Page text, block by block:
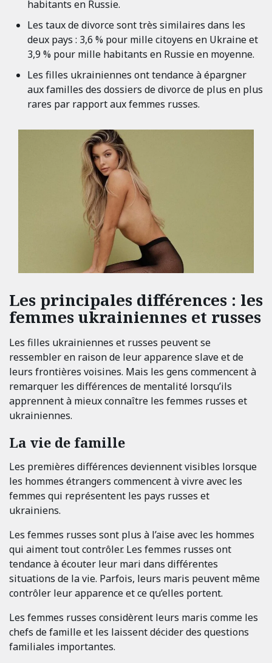
habitants en Russie.
Les taux de divorce sont très similaires dans les
deux pays : 3,6 % pour mille citoyens en Ukraine et
3,9 % pour mille habitants en Russie en moyenne.
Les filles ukrainiennes ont tendance à épargner
aux familles des dossiers de divorce de plus en plus
rares par rapport aux femmes russes.
Les principales différences : les
femmes ukrainiennes et russes
Les filles ukrainiennes et russes peuvent se
ressembler en raison de leur apparence slave et de
leurs frontières voisines. Mais les gens commencent à
remarquer les différences de mentalité lorsqu’ils
apprennent à mieux connaître les femmes russes et
ukrainiennes.
La vie de famille
Les premières différences deviennent visibles lorsque
les hommes étrangers commencent à vivre avec les
femmes qui représentent les pays russes et
ukrainiens.
Les femmes russes sont plus à l’aise avec les hommes
qui aiment tout contrôler. Les femmes russes ont
tendance à écouter leur mari dans différentes
situations de la vie. Parfois, leurs maris peuvent même
contrôler leur apparence et ce qu’elles portent.
Les femmes russes considèrent leurs maris comme les
chefs de famille et les laissent décider des questions
familiales importantes.